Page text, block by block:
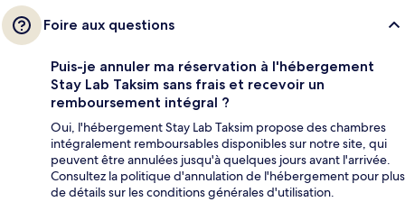
Foire aux questions
Puis-je annuler ma réservation à l'hébergement
Stay Lab Taksim sans frais et recevoir un
remboursement intégral ?
Oui, l'hébergement Stay Lab Taksim propose des chambres
intégralement remboursables disponibles sur notre site, qui
peuvent être annulées jusqu'à quelques jours avant l'arrivée.
Consultez la politique d'annulation de l'hébergement pour plus
de détails sur les conditions générales d'utilisation.